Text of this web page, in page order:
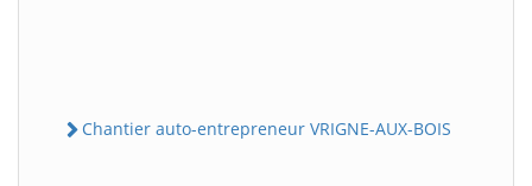
Chantier auto-entrepreneur VRIGNE-AUX-BOIS